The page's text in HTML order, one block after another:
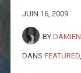
JUIN 16, 2009
BY DAMIEN
DANS FEATURED,